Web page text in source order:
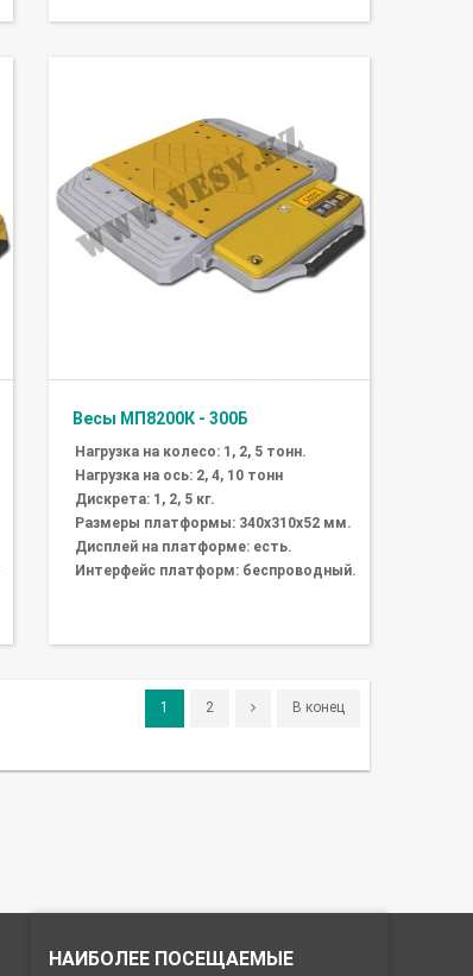
Весы МП8200К - 300Б
Нагрузка на колесо: 1, 2, 5 тонн.
Нагрузка на ось: 2, 4, 10 тонн
Дискрета: 1, 2, 5 кг.
Размеры платформы: 340х310х52 мм.
Дисплей на платформе: есть.
Интерфейс платформ: беспроводный.
1 2 В конец
НАИБОЛЕЕ ПОСЕЩАЕМЫЕ